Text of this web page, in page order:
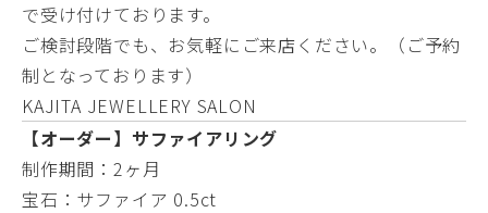
で受け付けております。
ご検討段階でも、お気軽にご来店ください。（ご予約
制となっております）
KAJITA JEWELLERY SALON
【オーダー】サファイアリング
制作期間：2ヶ月
宝石：サファイア 0.5ct